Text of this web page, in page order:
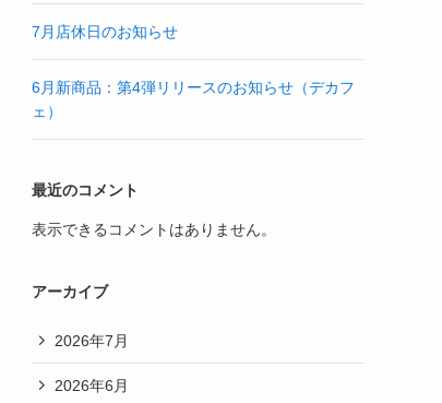
7月店休日のお知らせ
6月新商品：第4弾リリースのお知らせ（デカフ
ェ）
最近のコメント
表示できるコメントはありません。
アーカイブ
2026年7月
2026年6月